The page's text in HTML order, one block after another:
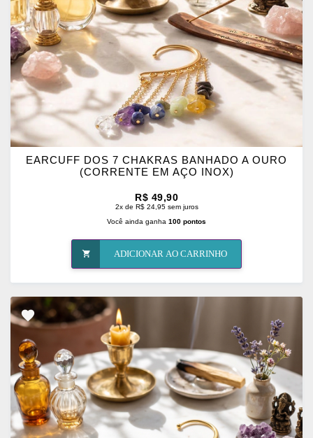
EARCUFF DOS 7 CHAKRAS BANHADO A OURO
(CORRENTE EM AÇO INOX)
R$ 49,90
2x de R$ 24,95 sem juros
Você ainda ganha 100 pontos
ADICIONAR AO CARRINHO
ADICIONAR
FAVORITOS